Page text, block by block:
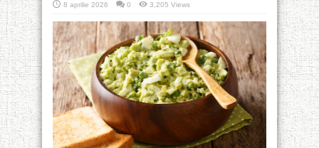
8 aprilie 2026
0 3,205 Views